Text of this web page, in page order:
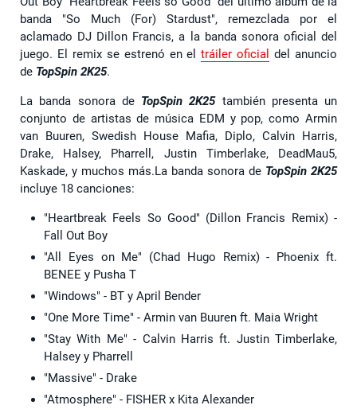
banda "So Much (For) Stardust", remezclada por el
aclamado DJ Dillon Francis, a la banda sonora oficial del
juego. El remix se estrenó en eltráiler oficial del anuncio
de TopSpin 2K25.
La banda sonora de TopSpin 2K25también presenta un
conjunto de artistas de música EDM y pop, como Armin
van Buuren, Swedish House Mafia, Diplo, Calvin Harris,
Drake, Halsey, Pharrell, Justin Timberlake, DeadMau5,
Kaskade, y muchos más.La banda sonora de TopSpin 2K25
incluye 18 canciones:
"Heartbreak Feels So Good" (Dillon Francis Remix) -
Fall Out Boy
"All Eyes on Me" (Chad Hugo Remix) - Phoenix ft.
BENEE y Pusha T
"Windows" - BT y April Bender
"One More Time" - Armin van Buuren ft. Maia Wright
"Stay With Me" - Calvin Harris ft. Justin Timberlake,
Halsey y Pharrell
"Massive" - Drake
"Atmosphere" - FISHER x Kita Alexander